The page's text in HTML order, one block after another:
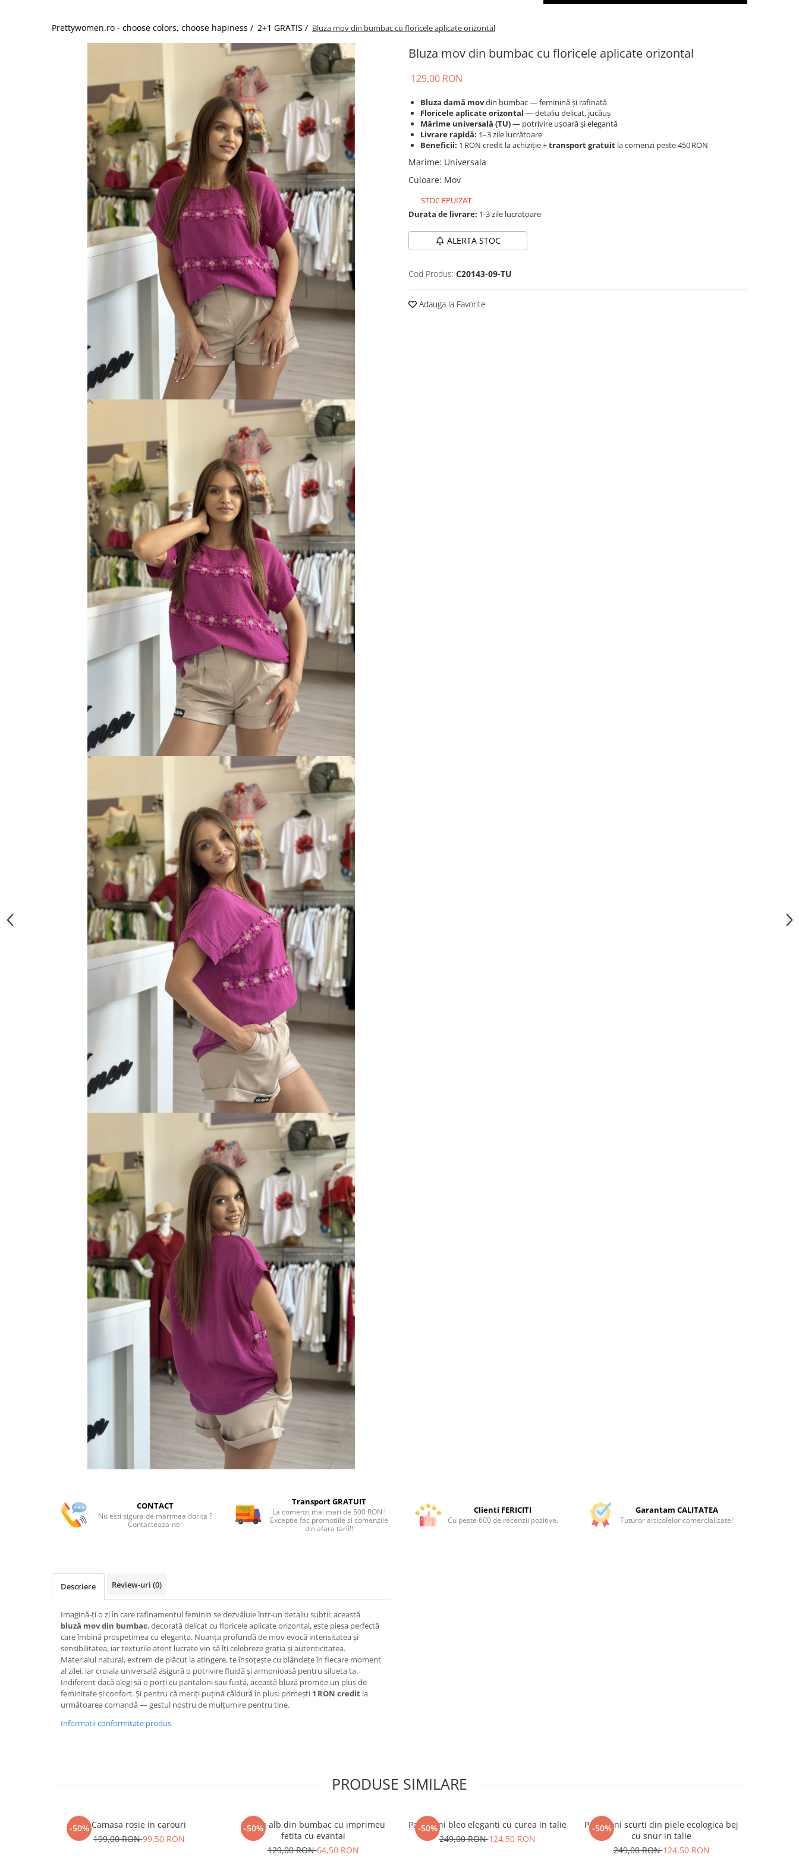
Prettywomen.ro - choose colors, choose hapiness / 2+1 GRATIS / Bluza mov din bumbac cu floricele aplicate orizontal
Bluza mov din bumbac cu floricele aplicate orizontal
129,00 RON
Bluza damă movdin bumbac — feminină și rafinată
Floricele aplicate orizontal — detaliu delicat, jucăuș
Mărime universală (TU)— potrivire ușoară și elegantă
Livrare rapidă: 1–3 zile lucrătoare
Beneficii: 1 RON credit la achiziție +transport gratuit la comenzi peste 450 RON
Marime: Universala
Culoare: Mov
STOC EPUIZAT
Durata de livrare: 1-3 zile lucratoare
ALERTA STOC
Cod Produs: C20143-09-TU
Adauga la Favorite
CONTACT
Nu esti sigura de marimea dorita ?
Contacteaza-ne!
Transport GRATUIT
La comenzi mai mari de 500 RON !
Exceptie fac promotiile si comenzile
din afara tarii!!
Clienti FERICITI
Cu peste 600 de recenzii pozitive.
Garantam CALITATEA
Tuturor articolelor comercializate!
Descriere Review-uri (0)
Imagină-ți o zi în care rafinamentul feminin se dezvăluie într-un detaliu subtil: această
bluză mov din bumbac, decorată delicat cu floricele aplicate orizontal, este piesa perfectă
care îmbină prospețimea cu eleganța. Nuanța profundă de mov evocă intensitatea și
sensibilitatea, iar texturile atent lucrate vin să îți celebreze grația și autenticitatea.
Materialul natural, extrem de plăcut la atingere, te însoțește cu blândețe în fiecare moment
al zilei, iar croiala universală asigură o potrivire fluidă și armonioasă pentru silueta ta.
Indiferent dacă alegi să o porți cu pantaloni sau fustă, această bluză promite un plus de
feminitate și confort. Și pentru că meriți puțină căldură în plus: primești 1 RON credit la
următoarea comandă — gestul nostru de mulțumire pentru tine.
Informatii conformitate produs
PRODUSE SIMILARE
-50% Camasa rosie in carouri
199,00 RON99,50 RON
-50%
Tricou alb din bumbac cu imprimeu
fetita cu evantai
129,00 RON64,50 RON
-50%
Pantaloni bleo eleganti cu curea in talie
249,00 RON124,50 RON
-50%
Pantaloni scurti din piele ecologica bej
cu snur in talie
249,00 RON124,50 RON